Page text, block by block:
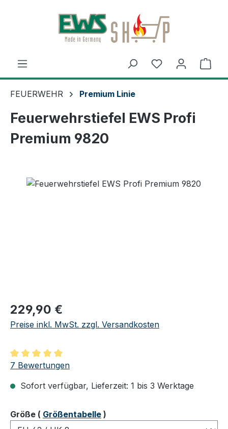
Zum Hauptinhalt springen
FEUERWEHR Premium Linie
Feuerwehrstiefel EWS Profi
Premium 9820
Regulärer Preis:
229,90 €
Preise inkl. MwSt. zzgl. Versandkosten
Durchschnittliche Bewertung von 5 von 5 Sternen
7 Bewertungen
Sofort verfügbar, Lieferzeit: 1 bis 3 Werktage
Größeauswählen
( Größentabelle )